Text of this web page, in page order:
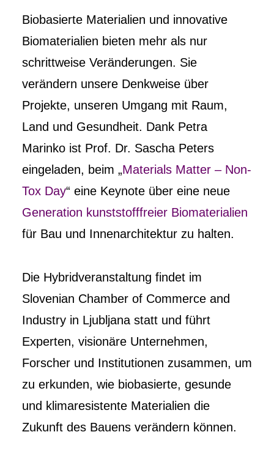
Biobasierte Materialien und innovative
Biomaterialien bieten mehr als nur
schrittweise Veränderungen. Sie
verändern unsere Denkweise über
Projekte, unseren Umgang mit Raum,
Land und Gesundheit. Dank Petra
Marinko ist Prof. Dr. Sascha Peters
eingeladen, beim „Materials Matter – Non-
Tox Day“ eine Keynote über eine neue
Generation kunststofffreier Biomaterialien
für Bau und Innenarchitektur zu halten.
Die Hybridveranstaltung findet im
Slovenian Chamber of Commerce and
Industry in Ljubljana statt und führt
Experten, visionäre Unternehmen,
Forscher und Institutionen zusammen, um
zu erkunden, wie biobasierte, gesunde
und klimaresistente Materialien die
Zukunft des Bauens verändern können.